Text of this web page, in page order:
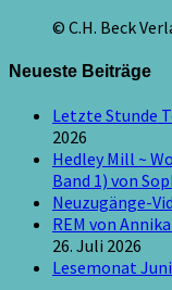
© C.H. Beck
Neueste Beiträge
Letzte Stunde
2026
Hedley Mill ~
Band 1) von
Neuzugänge-
REM von
26. Juli 2026
Lesemonat